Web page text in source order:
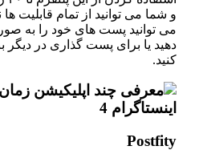
شما می توانید از تمام قابلیت ها نیز
توانید پست های خود را به صورت
یا برای پست گذاری در دیگر